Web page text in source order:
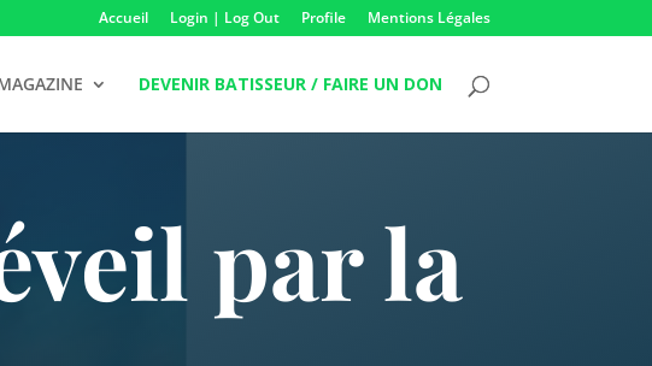
Accueil Login | Log Out Profile Mentions Légales
DEVENIR BATISSEUR / FAIRE UN DON
par la